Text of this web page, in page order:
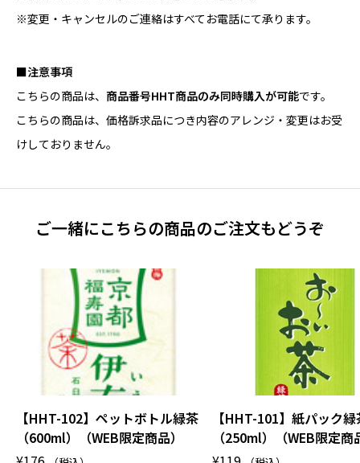
※変更・キャンセルのご連絡はすべてお電話にて承ります。
■注意事項
こちらの商品は、 商品番号HHT商品のみ同時購入が可能です。
こちらの商品は、価格訴求品につき内容のアレンジ・変更はお受
けしておりません。
ご一緒にこちらの商品のご注文もどうぞ
【HHT-102】ペットボトル緑茶
（600ml）（WEB限定商品）
【HHT-101】紙パック緑
（250ml）（WEB限定商